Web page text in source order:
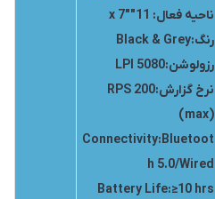
ناحیه فعال: 11″x 7″
رنگ:Black & Grey
رزولوشن:5080 LPI
نرخ گزارش:200 RPS
(max)
Connectivity:Bluetoot
h 5.0/Wired
Battery Life:≥10 hrs